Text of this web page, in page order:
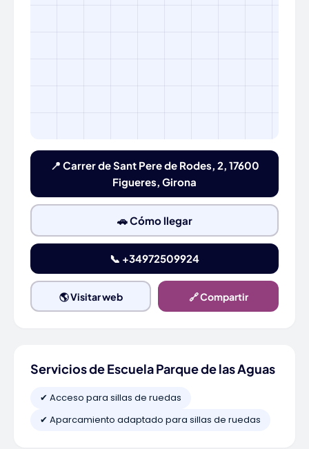
📍 Carrer de Sant Pere de Rodes, 2, 17600
Figueres, Girona
🚗 Cómo llegar
📞 +34972509924
🌎 Visitar web 🔗 Compartir
Servicios de Escuela Parque de las Aguas
✔ Acceso para sillas de ruedas
✔ Aparcamiento adaptado para sillas de ruedas